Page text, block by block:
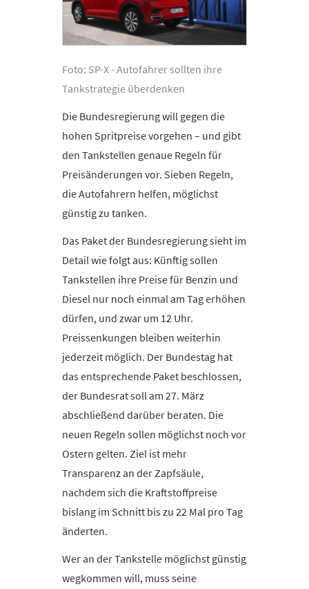
Foto: SP-X - Autofahrer sollten ihre
Tankstrategie überdenken
Die Bundesregierung will gegen die
hohen Spritpreise vorgehen – und gibt
den Tankstellen genaue Regeln für
Preisänderungen vor. Sieben Regeln,
die Autofahrern helfen, möglichst
günstig zu tanken.
Das Paket der Bundesregierung sieht im
Detail wie folgt aus: Künftig sollen
Tankstellen ihre Preise für Benzin und
Diesel nur noch einmal am Tag erhöhen
dürfen, und zwar um 12 Uhr.
Preissenkungen bleiben weiterhin
jederzeit möglich. Der Bundestag hat
das entsprechende Paket beschlossen,
der Bundesrat soll am 27. März
abschließend darüber beraten. Die
neuen Regeln sollen möglichst noch vor
Ostern gelten. Ziel ist mehr
Transparenz an der Zapfsäule,
nachdem sich die Kraftstoffpreise
bislang im Schnitt bis zu 22 Mal pro Tag
änderten.
Wer an der Tankstelle möglichst günstig
wegkommen will, muss seine